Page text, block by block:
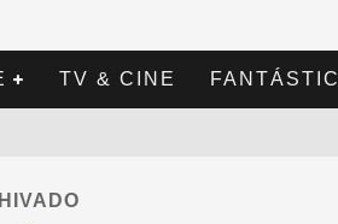
TV & CINE